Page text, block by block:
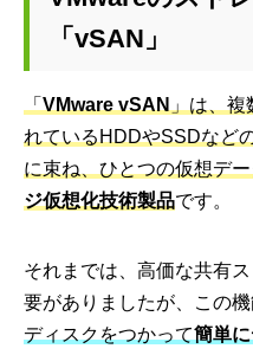
「vSAN」
「 VMware vSAN 」は、
れているHDDやSSDなど
に束ね、ひとつの仮想デ
ジ仮想化技術製品です。
それまでは、高価な共有
要がありましたが、この
ディスクをつかって簡単